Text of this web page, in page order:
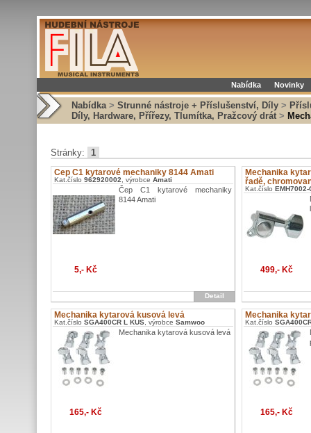
Nabídka Novinky
Nabídka > Strunné nástroje + Příslušenství, Díly >
Díly, Hardware, Přířezy, Tlumítka, Pražcový drát >
Stránky: 1
Čep C1 kytarové mechaniky 8144 Amati
Kat.číslo 962920002 , výrobce Amati
Čep C1 kytarové mechaniky
8144 Amati
5,- Kč
Detail
Mechanika
řadě,
Kat.číslo EMH7002-
499,- Kč
Mechanika kytarová kusová levá
Kat.číslo SGA400CR L KUS , výrobce Samwoo
Mechanika kytarová kusová levá
165,- Kč
Mechanika
Kat.číslo
165,- Kč